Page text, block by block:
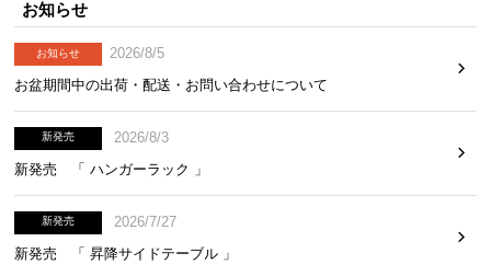
付属品
カラーバリエーション
お知らせ
お知らせ
2026/8/5
お盆期間中の出荷・配送・お問い合わせについて
新発売
2026/8/3
新発売 「 ハンガーラック 」
新発売
2026/7/27
新発売 「 昇降サイドテーブル 」